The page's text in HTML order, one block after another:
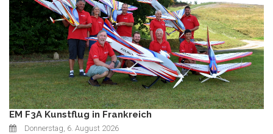
EM F3A Kunstflug in Frankreich
Donnerstag, 6. August 2026